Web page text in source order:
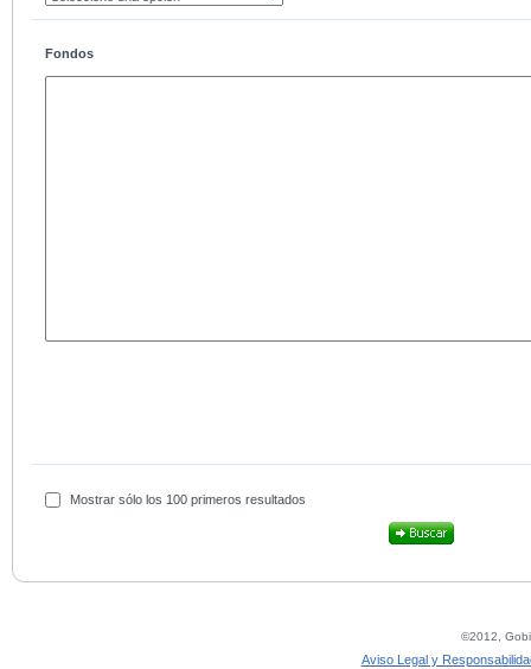
Fondos
Mostrar sólo los 100 primeros resultados
©2012,
Aviso Legal y